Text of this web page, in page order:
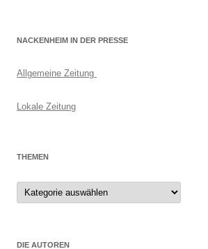
NACKENHEIM IN DER PRESSE
Allgemeine Zeitung
Lokale Zeitung
THEMEN
Themen
DIE AUTOREN